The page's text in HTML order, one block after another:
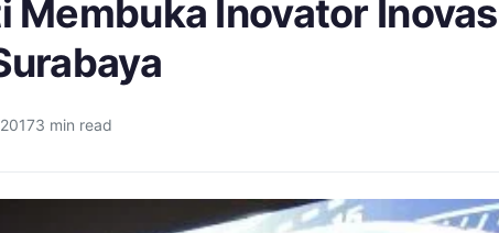
Inovator
3 min read